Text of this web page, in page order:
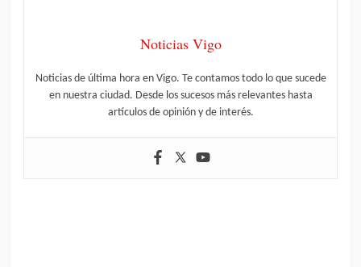
Noticias Vigo
Noticias de última hora en Vigo. Te contamos todo lo que sucede
en nuestra ciudad. Desde los sucesos más relevantes hasta
artículos de opinión y de interés.